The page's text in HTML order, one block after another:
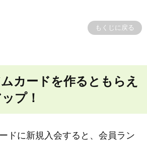
もくじに戻る
カードを作るともらえ
プ！
ドに新規入会すると、会員ラン